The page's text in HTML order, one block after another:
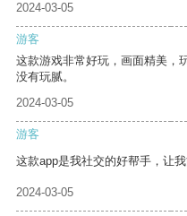
2024-03-05
游客
这款游戏非常好玩，画面精美，
没有玩腻。
2024-03-05
游客
这款app是我社交的好帮手，让
2024-03-05